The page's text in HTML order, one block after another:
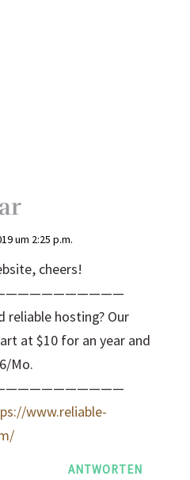
um 2:25 p.m.
cheers!
reliable hosting? Our
at $10 for an year and
Mo.
www.reliable-
ANTWORTEN